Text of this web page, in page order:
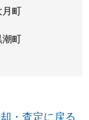
町
町
・査定に戻る